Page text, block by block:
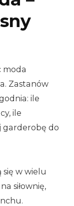
moda
Zastanów
ile
ile
garderobę do
się w wielu
siłownię,